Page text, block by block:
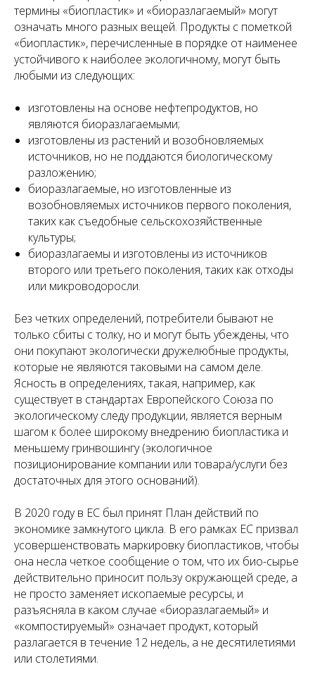
термины «биопластик» и «биоразлагаемый» могут
означать много разных вещей. Продукты с пометкой
«биопластик», перечисленные в порядке от наименее
устойчивого к наиболее экологичному, могут быть
любыми из следующих:
изготовлены на основе нефтепродуктов, но
являются биоразлагаемыми;
изготовлены из растений и возобновляемых
источников, но не поддаются биологическому
разложению;
биоразлагаемые, но изготовленные из
возобновляемых источников первого поколения,
таких как съедобные сельскохозяйственные
культуры;
биоразлагаемы и изготовлены из источников
второго или третьего поколения, таких как отходы
или микроводоросли.
Без четких определений, потребители бывают не
только сбиты с толку, но и могут быть убеждены, что
они покупают экологически дружелюбные продукты,
которые не являются таковыми на самом деле.
Ясность в определениях, такая, например, как
существует в стандартах Европейского Союза по
экологическому следу продукции, является верным
шагом к более широкому внедрению биопластика и
меньшему гринвошингу (экологичное
позиционирование компании или товара/услуги без
достаточных для этого оснований).
В 2020 году в ЕС был принят План действий по
экономике замкнутого цикла. В его рамках ЕС призвал
усовершенствовать маркировку биопластиков, чтобы
она несла четкое сообщение о том, что их био-сырье
действительно приносит пользу окружающей среде, а
не просто заменяет ископаемые ресурсы, и
разъясняла в каком случае «биоразлагаемый» и
«компостируемый» означает продукт, который
разлагается в течение 12 недель, а не десятилетиями
или столетиями.